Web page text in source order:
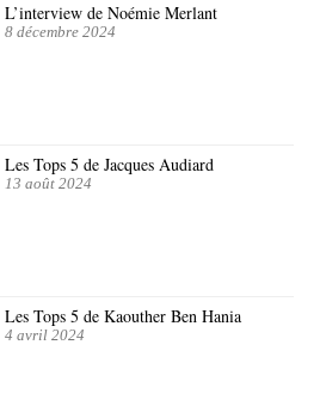
L’interview de Noémie Merlant
8 décembre 2024
Les Tops 5 de Jacques Audiard
13 août 2024
Les Tops 5 de Kaouther Ben Hania
4 avril 2024